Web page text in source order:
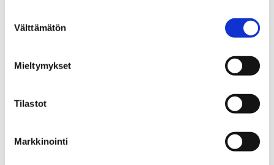
valinta
Välttämätön
Mieltymykset
Tilastot
Markkinointi
Immigration help-desk
Living in Pori